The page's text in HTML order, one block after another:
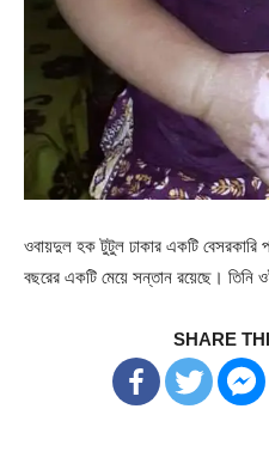
ওবায়দুল হক টুটুল ঢাকার একটি বেসরকারি
বছরের একটি মেয়ে সন্তান রয়েছে। তিনি
SHARE